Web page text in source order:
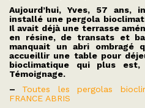
Aujourd’hui, Yves, 57 ans,
installé une pergola
Il avait déjà une terrasse
en résine, de transats et
manquait un abri ombragé
accueillir une table pour
bioclimatique qui plus
Témoignage.
– Toutes les pergolas
FRANCE ABRIS